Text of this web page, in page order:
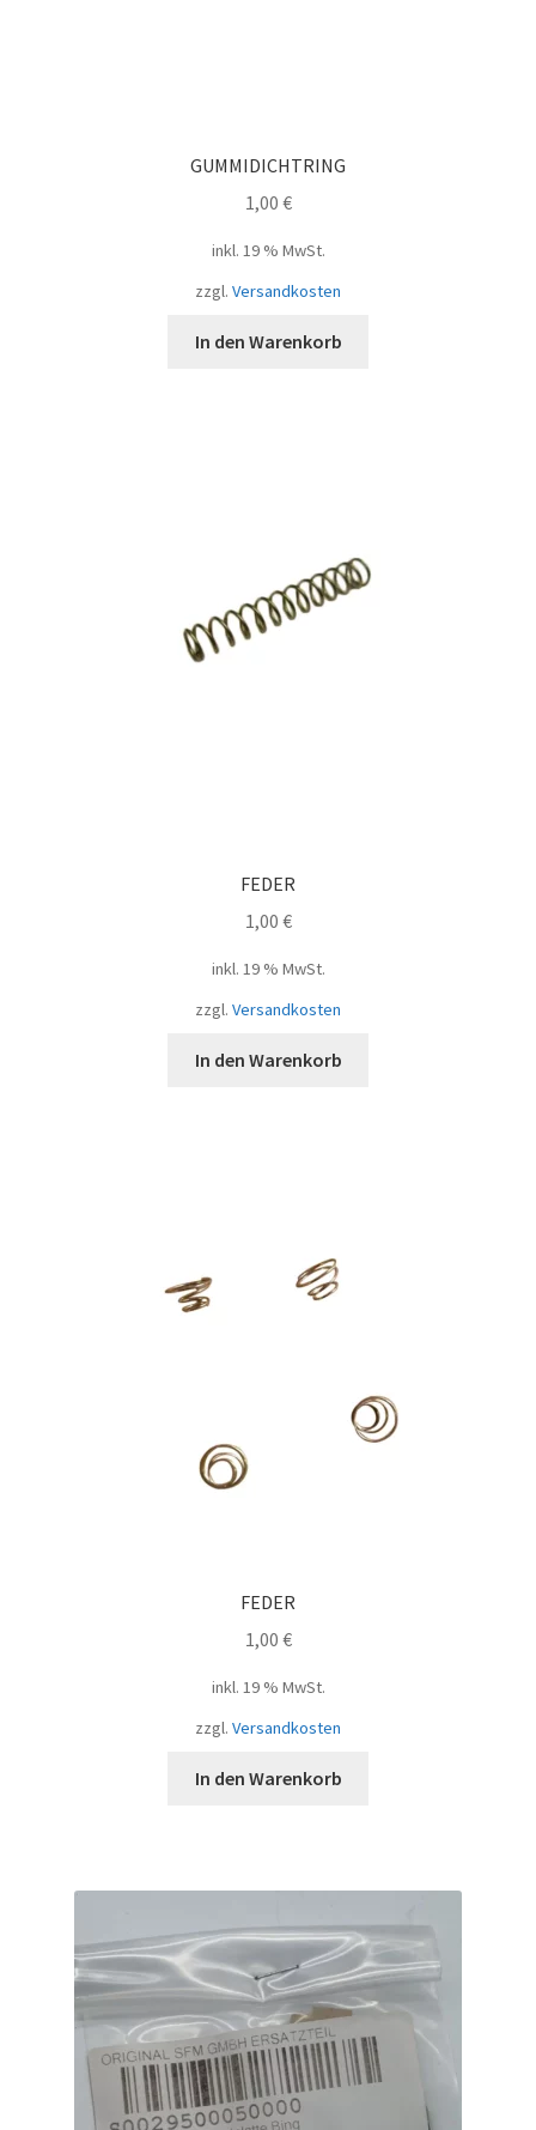
GUMMIDICHTRING
1,00 €
inkl. 19 % MwSt.
zzgl. Versandkosten
In den Warenkorb
FEDER
1,00 €
inkl. 19 % MwSt.
zzgl. Versandkosten
In den Warenkorb
FEDER
1,00 €
inkl. 19 % MwSt.
zzgl. Versandkosten
In den Warenkorb